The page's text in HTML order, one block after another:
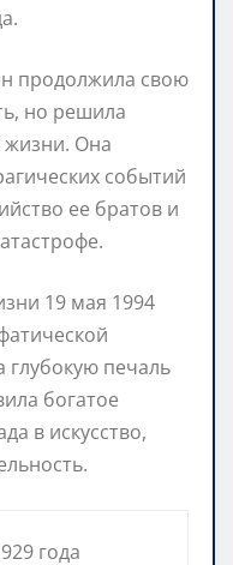
продолжила свою
но решила
жизни. Она
событий
ее братов и
19 мая 1994
глубокую печаль
богатое
в искусство,
года